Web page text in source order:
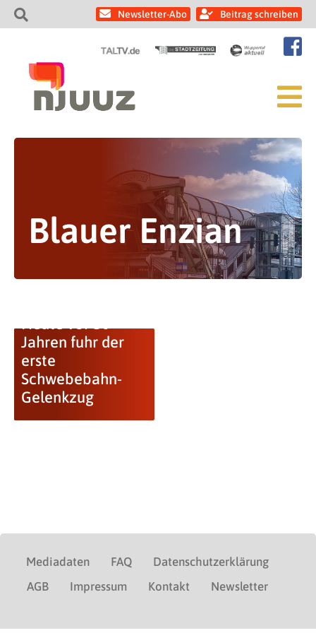
Newsletter-Abo Beitrag schreiben
Blauer Enzian
Jahren fuhr der
erste
Schwebebahn-
Gelenkzug
Mediadaten FAQ
Datenschutzerklärung
AGB
Impressum Kontakt Newsletter